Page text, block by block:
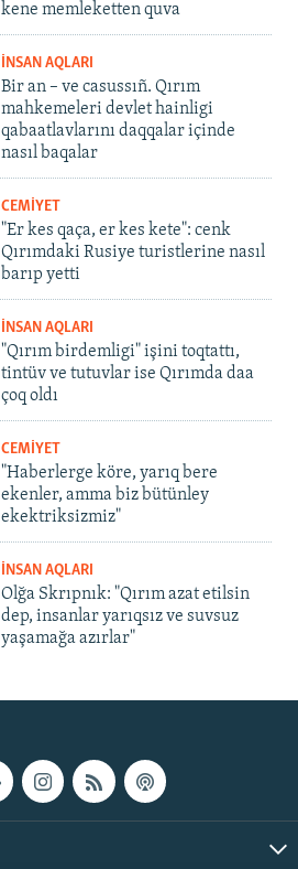
kene memleketten quva
İNSAN AQLARI
Bir an – ve casussıñ. Qırım
mahkemeleri devlet hainligi
qabaatlavlarını daqqalar içinde
nasıl baqalar
CEMİYET
"Er kes qaça, er kes kete": cenk
Qırımdaki Rusiye turistlerine nasıl
barıp yetti
İNSAN AQLARI
"Qırım birdemligi" işini toqtattı,
tintüv ve tutuvlar ise Qırımda daa
çoq oldı
CEMİYET
"Haberlerge köre, yarıq bere
ekenler, amma biz bütünley
ekektriksizmiz"
İNSAN AQLARI
Olğa Skrıpnık: "Qırım azat etilsin
dep, insanlar yarıqsız ve suvsuz
yaşamağa azırlar"